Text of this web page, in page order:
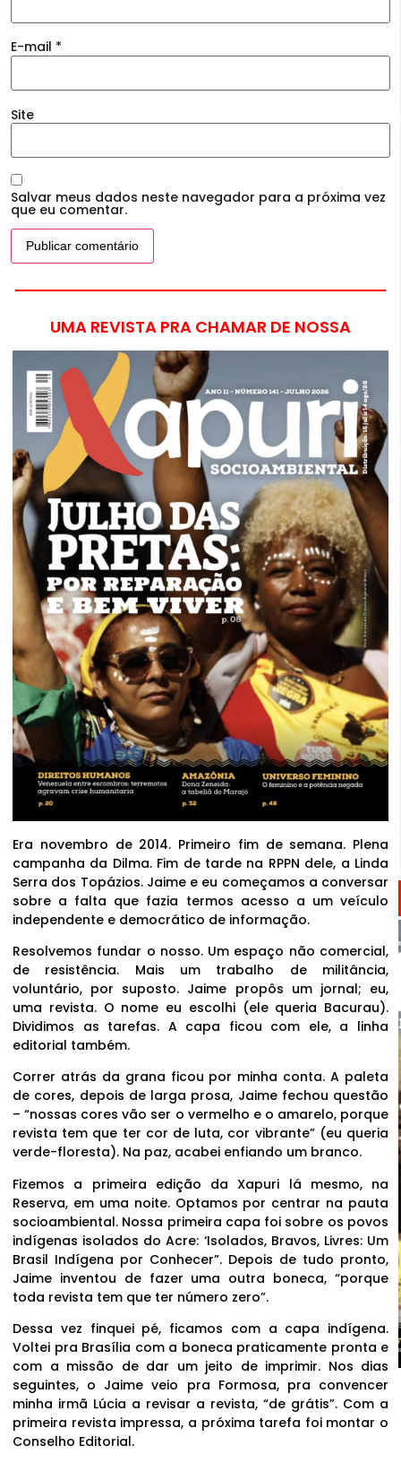
E-mail *
Site
Salvar meus dados neste navegador para a próxima vez
que eu comentar.
UMA REVISTA PRA CHAMAR DE NOSSA
Era novembro de 2014. Primeiro fim de semana. Plena
campanha da Dilma. Fim de tarde na RPPN dele, a Linda
Serra dos Topázios. Jaime e eu começamos a conversar
sobre a falta que fazia termos acesso a um veículo
independente e democrático de informação.
Resolvemos fundar o nosso. Um espaço não comercial,
de resistência. Mais um trabalho de militância,
voluntário, por suposto. Jaime propôs um jornal; eu,
uma revista. O nome eu escolhi (ele queria Bacurau).
Dividimos as tarefas. A capa ficou com ele, a linha
editorial também.
Correr atrás da grana ficou por minha conta. A paleta
de cores, depois de larga prosa, Jaime fechou questão
– “nossas cores vão ser o vermelho e o amarelo, porque
revista tem que ter cor de luta, cor vibrante” (eu queria
verde-floresta). Na paz, acabei enfiando um branco.
Fizemos a primeira edição da Xapuri lá mesmo, na
Reserva, em uma noite. Optamos por centrar na pauta
socioambiental. Nossa primeira capa foi sobre os povos
indígenas isolados do Acre: ‘Isolados, Bravos, Livres: Um
Brasil Indígena por Conhecer”. Depois de tudo pronto,
Jaime inventou de fazer uma outra boneca, “porque
toda revista tem que ter número zero”.
Dessa vez finquei pé, ficamos com a capa indígena.
Voltei pra Brasília com a boneca praticamente pronta e
com a missão de dar um jeito de imprimir. Nos dias
seguintes, o Jaime veio pra Formosa, pra convencer
minha irmã Lúcia a revisar a revista, “de grátis”. Com a
primeira revista impressa, a próxima tarefa foi montar o
Conselho Editorial.